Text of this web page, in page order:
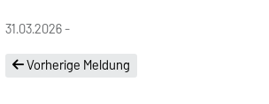
31.03.2026 -
Vorherige Meldung